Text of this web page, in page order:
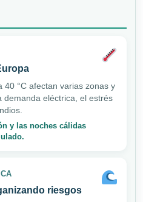
40 °C afectan varias zonas y
demanda eléctrica, el estrés
y las noches cálidas
riesgos